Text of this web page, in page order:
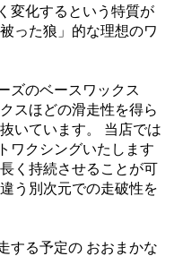
変化するという特質が
った狼」的な理想のワ
ズのベースワックス
スほどの滑走性を得ら
いています。 当店では
ワクシングいたします
く持続させることが可
う別次元での走破性を
する予定の おおまかな